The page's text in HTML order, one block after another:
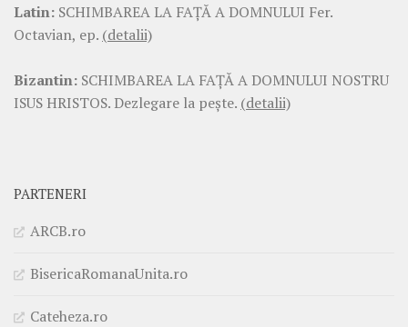
Latin: SCHIMBAREA LA FAŢĂ A DOMNULUI Fer.
Octavian, ep. (detalii)
Bizantin: SCHIMBAREA LA FAŢĂ A DOMNULUI NOSTRU
ISUS HRISTOS. Dezlegare la pește. (detalii)
PARTENERI
ARCB.ro
BisericaRomanaUnita.ro
Cateheza.ro